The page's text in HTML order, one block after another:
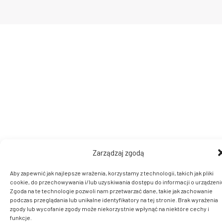
Zarządzaj zgodą
Aby zapewnić jak najlepsze wrażenia, korzystamy z technologii, takich jak pliki
cookie, do przechowywania i/lub uzyskiwania dostępu do informacji o
Zgoda na te technologie pozwoli nam przetwarzać dane, takie jak zachowanie
podczas przeglądania lub unikalne identyfikatory na tej stronie. Brak wyrażenia
zgody lub wycofanie zgody może niekorzystnie wpłynąć na niektóre cechy i
funkcje.